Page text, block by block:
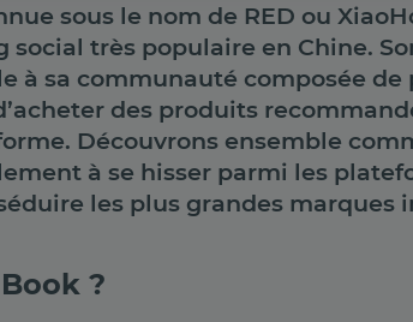
sous le nom de RED ou
très populaire en Chine.
à sa communauté composée
des produits
Découvrons ensemble
à se hisser parmi les
les plus grandes marques
?